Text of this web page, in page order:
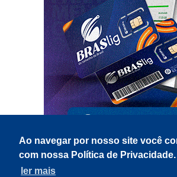
Ao navegar por nosso site você
com nossa Política de Privacidade.
ler mais